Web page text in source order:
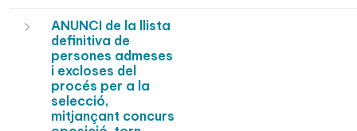
ANUNCI de la llista
definitiva de
persones admeses
i excloses del
procés per a la
selecció,
mitjançant concurs